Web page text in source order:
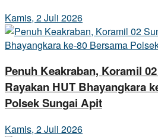
Kamis, 2 Juli 2026
Penuh Keakraban, Koramil
Rayakan HUT Bhayangkara
Polsek Sungai Apit
Kamis, 2 Juli 2026